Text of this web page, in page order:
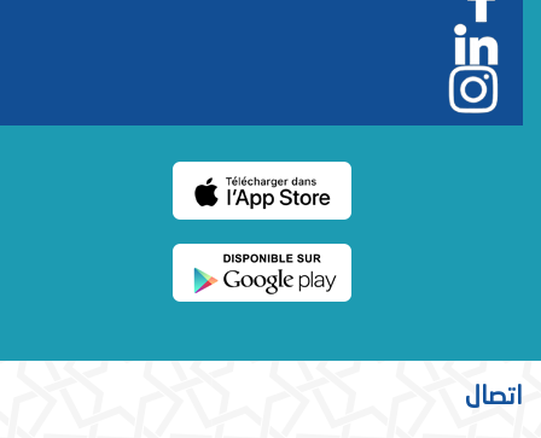
اتصال